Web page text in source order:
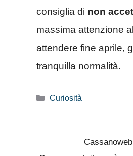
consiglia di non
massima attenzione
attendere fine aprile,
tranquilla normalità.
Categorie
Curiosità